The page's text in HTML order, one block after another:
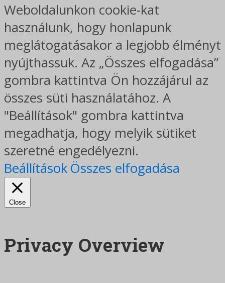
Weboldalunkon cookie-kat
használunk, hogy honlapunk
meglátogatásakor a legjobb élményt
nyújthassuk. Az „Összes elfogadása”
gombra kattintva Ön hozzájárul az
összes süti használatához. A
"Beállítások" gombra kattintva
megadhatja, hogy melyik sütiket
szeretné engedélyezni.
Beállítások Összes elfogadása
Close
Privacy Overview